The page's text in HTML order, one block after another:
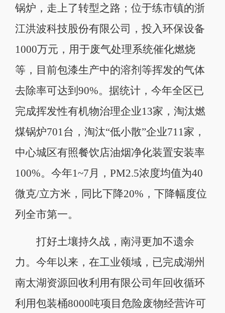
锅炉，走上了转型之路；位于练市镇的浙
江洪波科技股份有限公司，投入环保设备
1000万元，用于废气处理系统催化燃烧
等，目前包漆生产中的溶剂等挥发的气体
去除率可达到90%。据统计，今年全区已
完成挥发性有机物治理企业13家，淘汰燃
煤锅炉701台，淘汰“低小散”企业711家，
中心城区有照餐饮店油烟净化装置安装率
100%。今年1~7月，PM2.5浓度均值为40
微克/立方米，同比下降20%，下降幅度位
列全市第一。
打好土壤持久战，南浔更加不遗余
力。今年以来，在工业领域，已完成湖州
南太湖资源回收利用有限公司年回收循环
利用包装桶8000吨项目危险废物经营许可